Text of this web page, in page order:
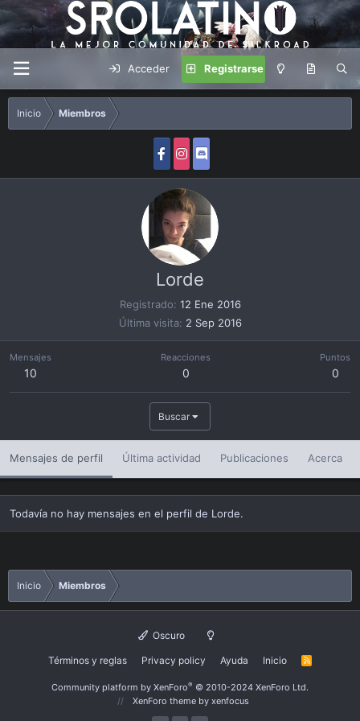
Acceder Registrarse
Inicio Miembros
Lorde
Registrado 12 Ene 2016
Última visita 2 Sep 2016
Mensajes
10
Reacciones
0
Puntos
0
Buscar
Mensajes de perfil Última actividad Publicaciones Acerca
Todavía no hay mensajes en el perfil de Lorde.
Inicio Miembros
Oscuro
Términos y reglas Privacy policy Ayuda Inicio
R
Community platform by XenForo® © 2010-2024 XenForo Ltd.
XenForo theme by xenfocus